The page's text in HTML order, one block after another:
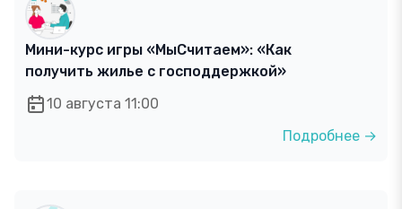
Мини-курс игры «МыСчитаем»: «Как
получить жилье с господдержкой»
10 августа 11:00
Подробнее →